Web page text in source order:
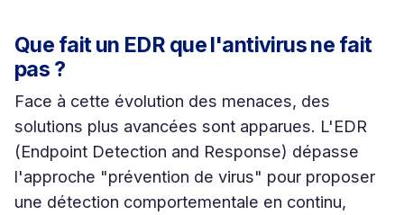
Que fait un EDR que l'antivirus ne fait
pas ?
Face à cette évolution des menaces, des
solutions plus avancées sont apparues. L'EDR
(Endpoint Detection and Response) dépasse
l'approche "prévention de virus" pour proposer
une détection comportementale en continu,